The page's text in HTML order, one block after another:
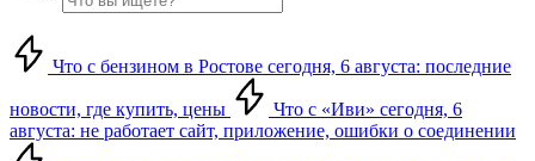
Что с бензином в Ростове сегодня, 6 августа: последние
новости, где купить, цены
Что с «Иви» сегодня, 6
августа: не работает сайт, приложение, ошибки о соединении